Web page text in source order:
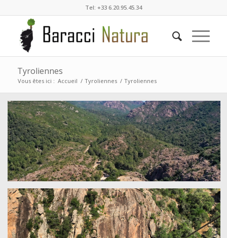
Tel: +33 6.20.95.45.34
Tyroliennes
Vous êtes ici : Accueil / Tyroliennes / Tyroliennes